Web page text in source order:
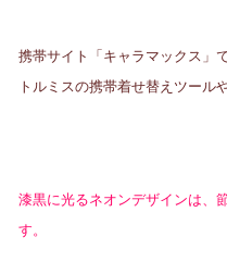
携帯サイト「キャラマックス」
トルミスの携帯着せ替えツール
漆黒に光るネオンデザインは、
す。